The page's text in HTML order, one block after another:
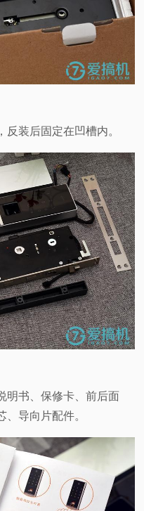
装后固定在凹槽内。
明书、保修卡、前后面
导向片配件。